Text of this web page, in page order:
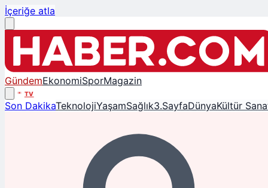
İçeriğe atla
GündemEkonomiSporMagazin
TV
Son DakikaTeknolojiYaşamSağlık3.SayfaDünyaKültür